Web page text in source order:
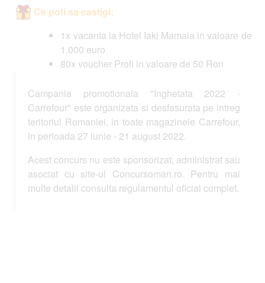
Ce poti sa castigi:
1x vacanta la Hotel Iaki Mamaia in valoare de
1.000 euro
80x voucher Profi in valoare de 50 Ron
Campania promotionala "Inghetata 2022 -
Carrefour" este organizata si desfasurata pe intreg
teritoriul Romaniei, in toate magazinele Carrefour,
in perioada 27 iunie - 21 august 2022.
Acest concurs nu este sponsorizat, administrat sau
asociat cu site-ul Concursoman.ro. Pentru mai
multe detalii consulta regulamentul oficial complet.